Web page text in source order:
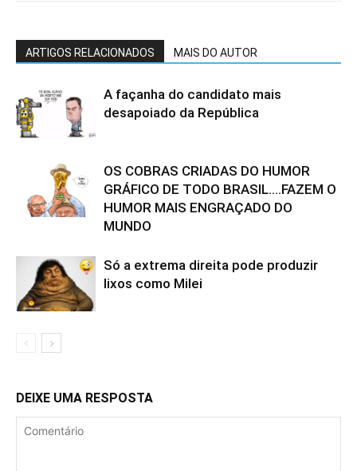
ARTIGOS RELACIONADOS MAIS DO AUTOR
A façanha do candidato mais
desapoiado da República
OS COBRAS CRIADAS DO HUMOR
GRÁFICO DE TODO BRASIL….FAZEM O
HUMOR MAIS ENGRAÇADO DO
MUNDO
Só a extrema direita pode produzir
lixos como Milei
DEIXE UMA RESPOSTA